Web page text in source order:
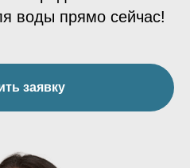
воды прямо сейчас!
заявку